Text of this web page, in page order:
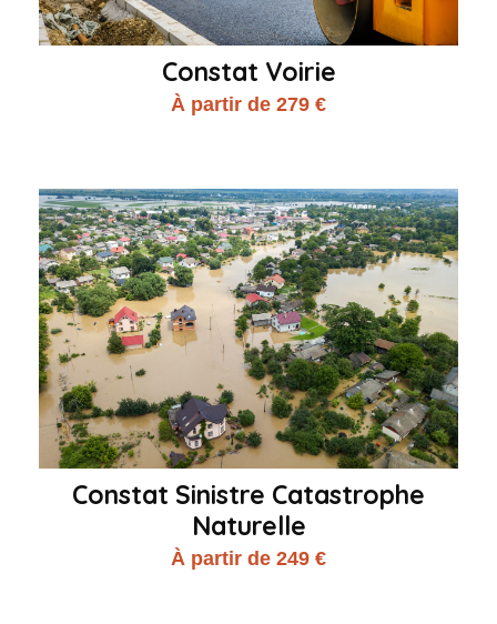
Constat Voirie
À partir de 279 €
Constat Sinistre Catastrophe
Naturelle
À partir de 249 €